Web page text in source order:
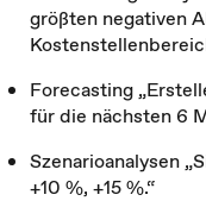
größten negativen
Forecasting
für die nächsten 6
Szenarioanalysen
+10 %, +15 %.“